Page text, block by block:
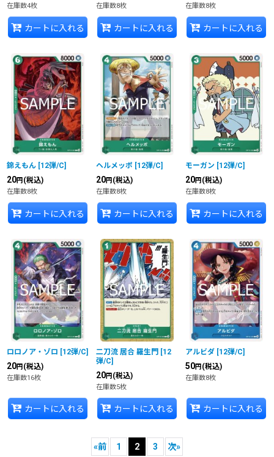
在庫数4枚
カートに入れる
在庫数8枚
カートに入れる
在庫数8枚
カートに入れる
錦えもん [12弾/C]
20円 (税込)
在庫数8枚
カートに入れる
ヘルメッポ [12弾/C]
20円 (税込)
在庫数8枚
カートに入れる
モーガン [12弾/C]
20円 (税込)
在庫数8枚
カートに入れる
ロロノア・ゾロ [12弾/C]
20円 (税込)
在庫数16枚
カートに入れる
二刀流 居合 羅生門 [12
弾/C]
20円 (税込)
在庫数5枚
カートに入れる
アルビダ [12弾/C]
50円 (税込)
在庫数8枚
カートに入れる
«前 1 2 3 次»